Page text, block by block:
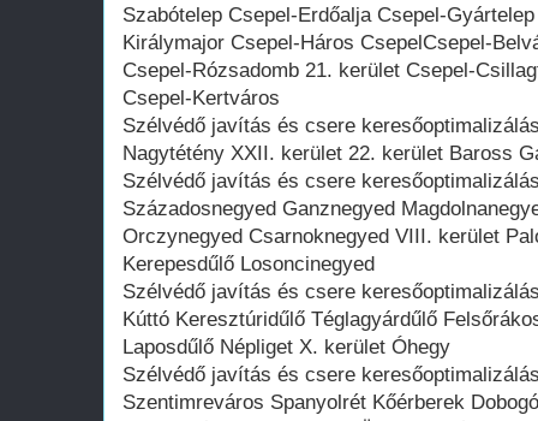
Szabótelep Csepel-Erdőalja Csepel-
Királymajor Csepel-Háros CsepelCsepel-
Csepel-Rózsadomb 21. kerület Csepel-
Csepel-Kertváros
Szélvédő javítás és csere
Nagytétény XXII. kerület 22. kerület Baross
Szélvédő javítás és csere
Századosnegyed Ganznegyed
Orczynegyed Csarnoknegyed VIII. kerület
Kerepesdűlő Losoncinegyed
Szélvédő javítás és csere
Kúttó Keresztúridűlő Téglagyárdűlő
Laposdűlő Népliget X. kerület Óhegy
Szélvédő javítás és csere
Szentimreváros Spanyolrét Kőérberek